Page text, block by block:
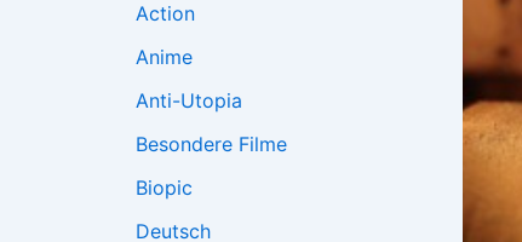
Action
Anime
Anti-Utopia
Besondere Filme
Biopic
Deutsch